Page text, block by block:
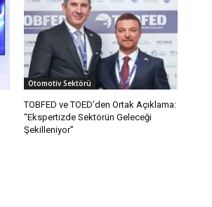
Otomotiv Sektörü
TOBFED ve TOED’den Ortak Açıklama:
“Ekspertizde Sektörün Geleceği
Şekilleniyor”